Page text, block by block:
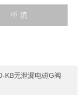
KB无泄漏电磁G阀